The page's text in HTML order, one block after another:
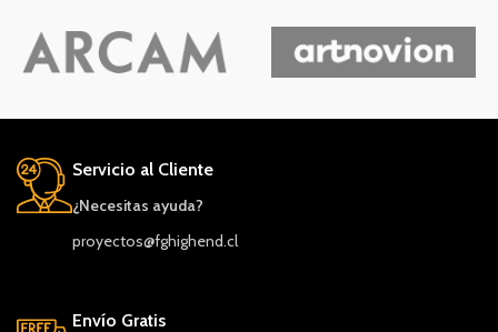
Servicio al Cliente
¿Necesitas ayuda?
proyectos@fghighend.cl
Envío Gratis